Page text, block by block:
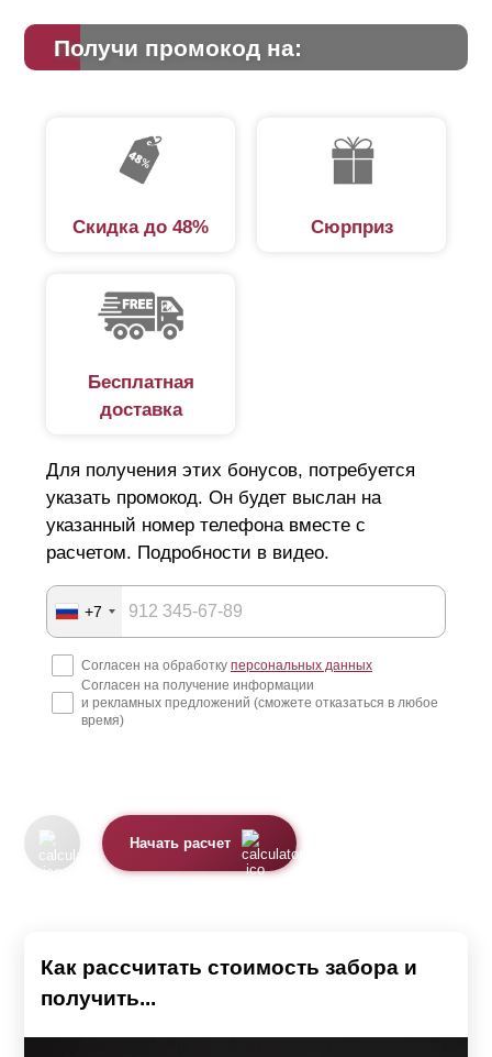
Получи промокод на:
Скидка до 48% Сюрприз
Бесплатная
доставка
Для получения этих бонусов, потребуется
указать промокод. Он будет выслан на
указанный номер телефона вместе с
расчетом. Подробности в видео.
+7
Согласен на обработку персональных данных
Согласен на получение информации
и рекламных предложений (сможете отказаться в любое
время)
Начать расчет
Как рассчитать стоимость забора и
получить...